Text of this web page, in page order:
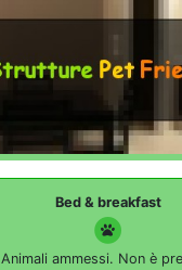
Bed & breakfast
Animali ammessi. Non è